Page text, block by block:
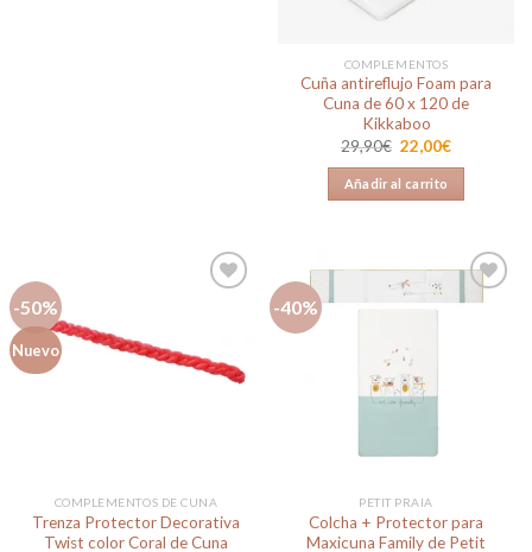
COMPLEMENTOS
Cuña antireflujo Foam para
Cuna de 60 x 120 de
Kikkaboo
29,90€ El
precio
original
era:
29,90€.
22,00€El
22,00€.
Añadir al carrito
-50%
Nuevo
a la
lista de
COMPLEMENTOS DE CUNA
Trenza Protector Decorativa
Twist color Coral de Cuna
-40%
PETIT PRAIA
Colcha + Protector para
Maxicuna Family de Petit